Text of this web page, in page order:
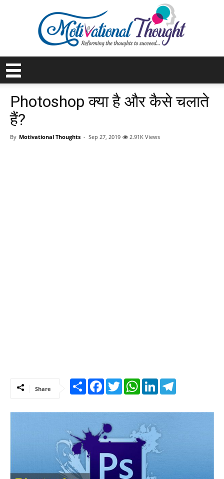
Photoshop क्या है और कैसे चलाते
हैं?
By Motivational Thoughts - Sep 27, 2019 2.91K Views
Share
Share FacebookTwitterWhatsApp
LinkedIn